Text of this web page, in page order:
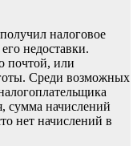
налоговое
недоставки.
почтой, или
Среди возможных
сумма начислений
нет начислений в